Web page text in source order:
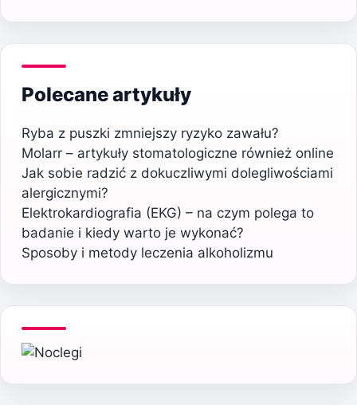
Polecane artykuły
Ryba z puszki zmniejszy ryzyko zawału?
Molarr – artykuły stomatologiczne również online
Jak sobie radzić z dokuczliwymi dolegliwościami
alergicznymi?
Elektrokardiografia (EKG) – na czym polega to
badanie i kiedy warto je wykonać?
Sposoby i metody leczenia alkoholizmu